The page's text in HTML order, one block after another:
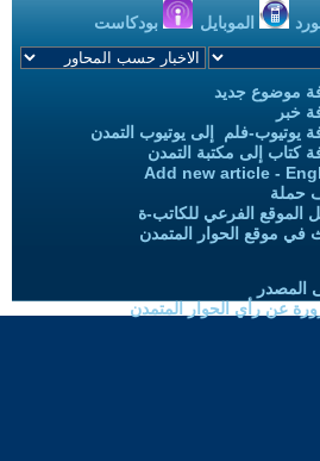
الموبايل بودكاست
موضوع جديد
خبر
يوتيوب-فلم إلى يوتيوب التمدن
كتاب إلى مكتبة التمدن
Add new article -
حملة
الموقع الفرعي للكاتب-ة
في موقع الحوار المتمدن
المصدر
عن رأي الحوار المتمدن